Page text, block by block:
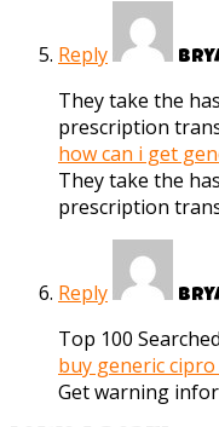
Reply
They take the
prescription
how can i get
They take the
prescription
Reply
Top 100
buy generic
Get warning